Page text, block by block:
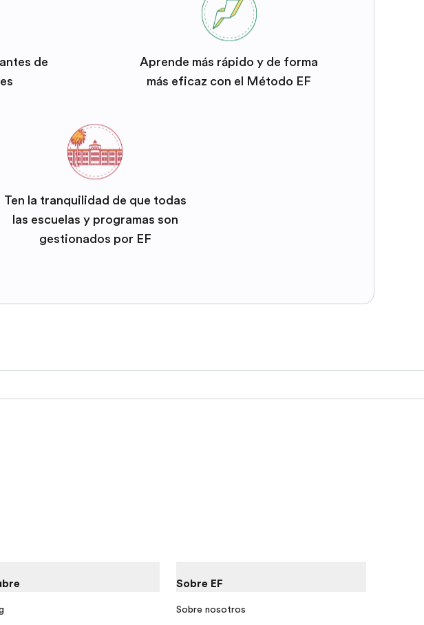
de
Aprende más rápido y de forma
más eficaz con el Método EF
Ten la tranquilidad de que todas
las escuelas y programas son
gestionados por EF
Sobre EF
Sobre nosotros